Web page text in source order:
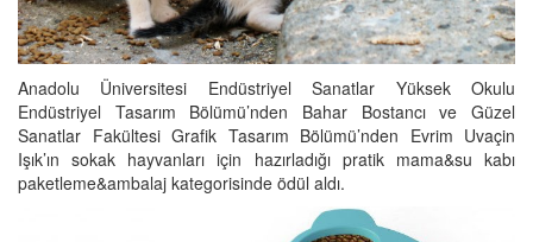
Anadolu Üniversitesi Endüstriyel Sanatlar Yüksek Okulu
Endüstriyel Tasarım Bölümü’nden Bahar Bostancı ve Güzel
Sanatlar Fakültesi Grafik Tasarım Bölümü’nden Evrim Uvaçin
Işık’ın sokak hayvanları için hazırladığı pratik mama&su kabı
paketleme&ambalaj kategorisinde ödül aldı.